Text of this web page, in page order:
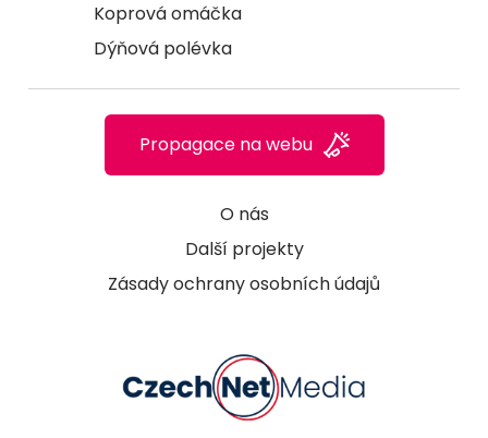
Koprová omáčka
Dýňová polévka
O nás
Další projekty
Zásady ochrany osobních údajů
Propagace na webu